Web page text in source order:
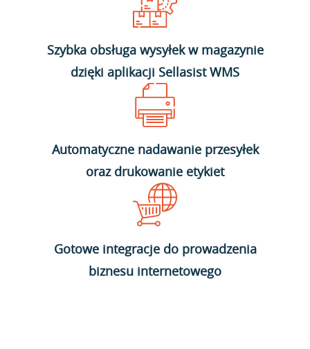
Szybka obsługa wysyłek w magazynie
dzięki aplikacji Sellasist WMS
Automatyczne nadawanie przesyłek
oraz drukowanie etykiet
Gotowe integracje do prowadzenia
biznesu internetowego